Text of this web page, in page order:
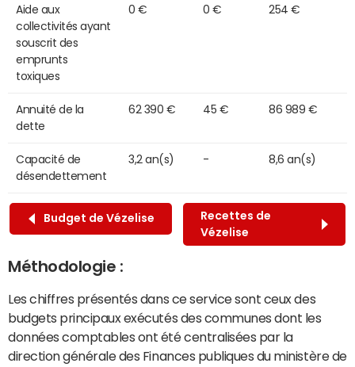
Aide aux
collectivités ayant
souscrit des
emprunts
toxiques
0 € 0 € 254 €
Annuité de la
dette
62 390 € 45 € 86 989 €
Capacité de
désendettement
3,2 an(s) - 8,6 an(s)
Budget de Vézelise
Recettes de
Vézelise
Méthodologie :
Les chiffres présentés dans ce service sont ceux des
budgets principaux exécutés des communes dont les
données comptables ont été centralisées par la
direction générale des Finances publiques du ministère de